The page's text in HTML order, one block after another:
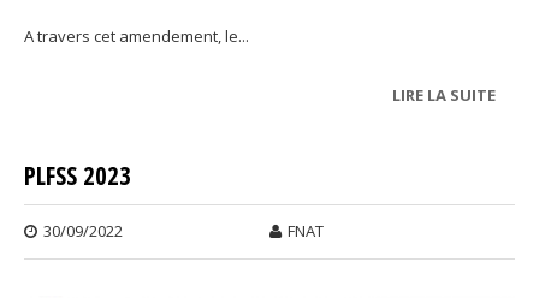
A travers cet amendement, le...
LIRE LA SUITEDE
PLFSS 2023
30/09/2022 FNAT